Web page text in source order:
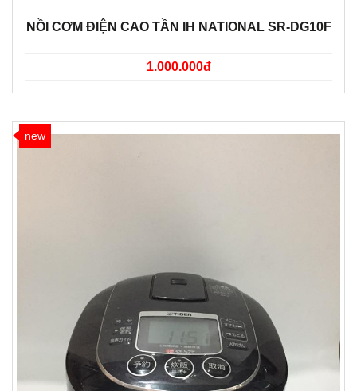
NỒI CƠM ĐIỆN CAO TẦN IH NATIONAL SR-DG10F
1.000.000đ
new